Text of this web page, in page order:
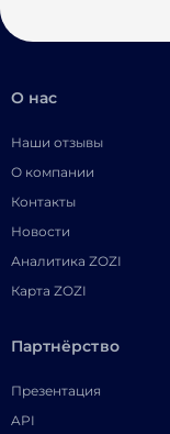
О нас
Наши отзывы
О компании
Контакты
Новости
Аналитика ZOZI
Карта ZOZI
Партнёрство
Презентация
API